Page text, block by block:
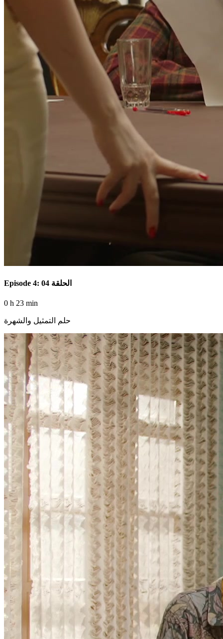
Episode 4: الحلقة 04
0 h 23 min
حلم التمثيل والشهرة